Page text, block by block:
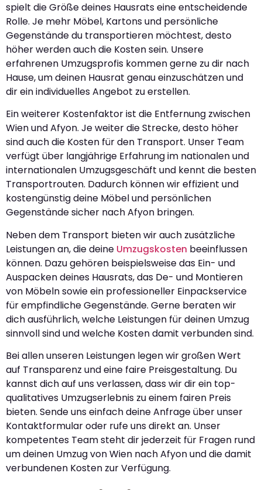
spielt die Größe deines Hausrats eine entscheidende
Rolle. Je mehr Möbel, Kartons und persönliche
Gegenstände du transportieren möchtest, desto
höher werden auch die Kosten sein. Unsere
erfahrenen Umzugsprofis kommen gerne zu dir nach
Hause, um deinen Hausrat genau einzuschätzen und
dir ein individuelles Angebot zu erstellen.
Ein weiterer Kostenfaktor ist die Entfernung zwischen
Wien und Afyon. Je weiter die Strecke, desto höher
sind auch die Kosten für den Transport. Unser Team
verfügt über langjährige Erfahrung im nationalen und
internationalen Umzugsgeschäft und kennt die besten
Transportrouten. Dadurch können wir effizient und
kostengünstig deine Möbel und persönlichen
Gegenstände sicher nach Afyon bringen.
Neben dem Transport bieten wir auch zusätzliche
Leistungen an, die deine Umzugskosten beeinflussen
können. Dazu gehören beispielsweise das Ein- und
Auspacken deines Hausrats, das De- und Montieren
von Möbeln sowie ein professioneller Einpackservice
für empfindliche Gegenstände. Gerne beraten wir
dich ausführlich, welche Leistungen für deinen Umzug
sinnvoll sind und welche Kosten damit verbunden sind.
Bei allen unseren Leistungen legen wir großen Wert
auf Transparenz und eine faire Preisgestaltung. Du
kannst dich auf uns verlassen, dass wir dir ein top-
qualitatives Umzugserlebnis zu einem fairen Preis
bieten. Sende uns einfach deine Anfrage über unser
Kontaktformular oder rufe uns direkt an. Unser
kompetentes Team steht dir jederzeit für Fragen rund
um deinen Umzug von Wien nach Afyon und die damit
verbundenen Kosten zur Verfügung.